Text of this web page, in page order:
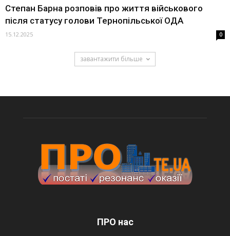
Степан Барна розповів про життя військового
після статусу голови Тернопільської ОДА
15.12.2025 0
завантажити більше
ПРО нас